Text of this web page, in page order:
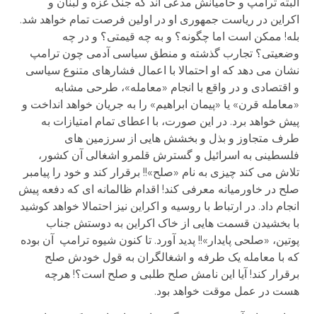
اکراین در ریاست جمهوری او در اولین فرصت تمام خواهد شد.
بله! ممکن است اما چگونه؟ و به چه قیمتی؟ و در چه
وضعیتی؟ تجارب گذشته و منطق سیاسی آدمی چون ترامپ
نشان می دهد که او احتمالا با اعمال فشارهای متنوع سیاسی
و اقتصادی و در واقع با انجام «معامله»، طرحی مشابه
«معامله قرن» یا «پیمان ابراهیم» را به جریان خواهد انداخت و
پیش خواهد برد. در این صورت، با اعطای تمام امتیازات به
طرف متجاوز و بذل و بخشش هایی از سرزمین های
فلسطینی به اسرائیل و گسترش قلمرو اشغالی آن کشور،
تلاش می کند چیزی به نام «صلح»!! برقرار کند و خود را پیامبر
صلح در خاورمیانه معرفی کند! اقدام ظالمانه ای که دفعه پیش
انجام داد. در ارتباط با روسیه و اکراین نیز احتمالا خواهد کوشید
با بخشیدن قسمت هایی از خاک اکراین به دوستش جناب
پوتین، «صلحی پایدار»!! پدید آورد. تا کنون شیوه ترامپ آن بوده
که با معامله یک طرفه و اشغالگران به قول خودش صلح
برقرار کند! آیا این نامش صلح طلبی و صلح است؟! هرچه
هست در عمل موقت خواهد بود.